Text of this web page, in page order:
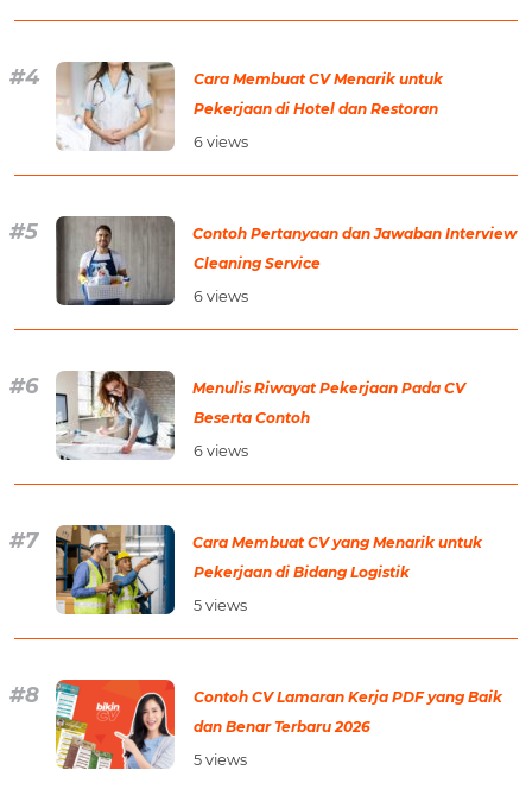
Cara Membuat CV Menarik untuk
Pekerjaan di Hotel dan Restoran
6 views
Contoh Pertanyaan dan Jawaban Interview
Cleaning Service
6 views
Menulis Riwayat Pekerjaan Pada CV
Beserta Contoh
6 views
Cara Membuat CV yang Menarik untuk
Pekerjaan di Bidang Logistik
5 views
Contoh CV Lamaran Kerja PDF yang Baik
dan Benar Terbaru 2026
5 views